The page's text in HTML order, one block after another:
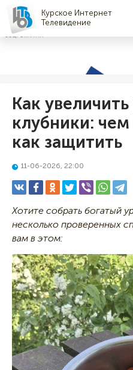
Курское Интернет
Телевидение
СОЦРЕКЛАМА
Как
клубники:
как защитить
11-06-2026, 22:00
Хотите собрать богатый
несколько проверенных
вам в этом: